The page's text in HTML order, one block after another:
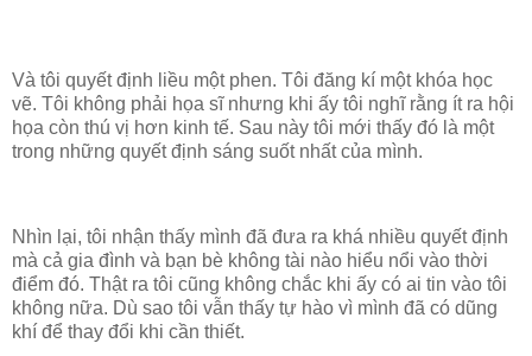
Và tôi quyết định liều một phen. Tôi đăng kí một khóa học
vẽ. Tôi không phải họa sĩ nhưng khi ấy tôi nghĩ rằng ít ra hội
họa còn thú vị hơn kinh tế. Sau này tôi mới thấy đó là một
trong những quyết định sáng suốt nhất của mình.
Nhìn lại, tôi nhận thấy mình đã đưa ra khá nhiều quyết định
mà cả gia đình và bạn bè không tài nào hiểu nổi vào thời
điểm đó. Thật ra tôi cũng không chắc khi ấy có ai tin vào tôi
không nữa. Dù sao tôi vẫn thấy tự hào vì mình đã có dũng
khí để thay đổi khi cần thiết.